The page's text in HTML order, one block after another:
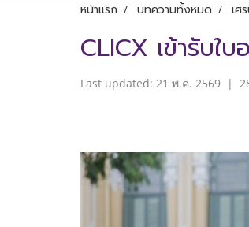
หน้าแรก บทความทั้งหมด เศ
CLICX เข้ารับใ
Last updated: 21 พ.ค. 2569 |